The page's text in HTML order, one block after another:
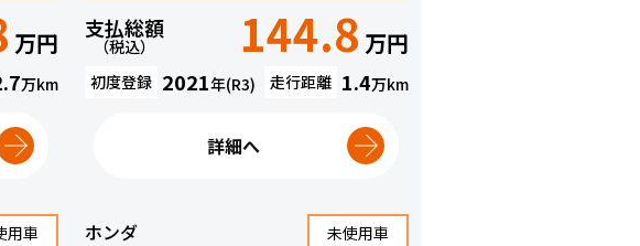
万円
万km
支払総額
（税込） 144.8 万円
初度登録 2021年(R3) 走行距離 1.4万km
詳細へ
用車 ホンダ 未使用車